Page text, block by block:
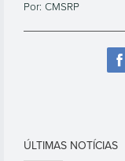
Por: CMSRP
ÚLTIMAS NOTÍCIAS